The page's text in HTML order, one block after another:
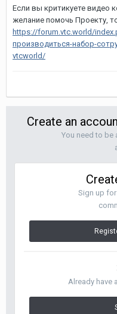
Если вы критикуете видео
желание помочь Проекту,
https://forum.vtc.world/
производиться-набор-
vtcworld/
Create an
You need to be
Sign up
Already have